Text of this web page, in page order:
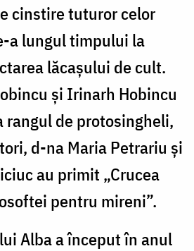
cinstire tuturor celor
a lungul timpului la
lăcaşului de cult.
și Irinarh Hobincu
de protosingheli,
d-na Maria Petrariu și
au primit „Crucea
pentru mireni”.
Alba a început în anul